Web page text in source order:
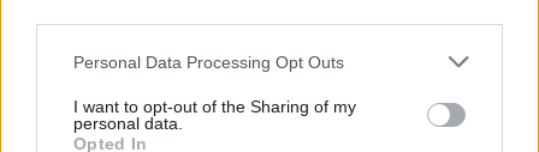
Please note that this website/app uses one or more Google
not limited to your visit or usage behaviour. You may click to
grant or deny consent to Google and its third-party tags to
Personal Data Processing Opt Outs
I want to opt-out of the Sharing of my
personal data.
Opted In
chi desidera scoprire sapori nuovi e combinazioni